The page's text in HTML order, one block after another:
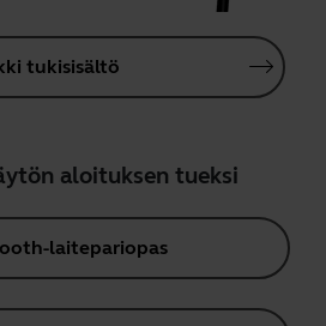
tukisisältö
aloituksen tueksi
laitepariopas